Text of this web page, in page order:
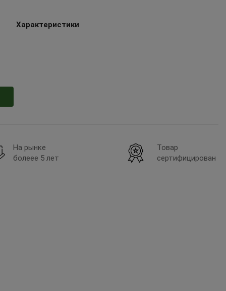
Характеристики
На рынке
болеее 5 лет
Товар
сертифицирован